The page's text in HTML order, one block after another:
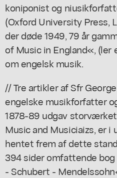
koniponist og
(Oxford University Press,
der døde 1949, 79 år
of Music in England«,
om engelsk musik.
// Tre artikler af Sfr
engelske musikforfatter
1878-89 udgav
Music and Musiciaizs, er
hentet frem af dette
394 sider omfattende
- Schubert -